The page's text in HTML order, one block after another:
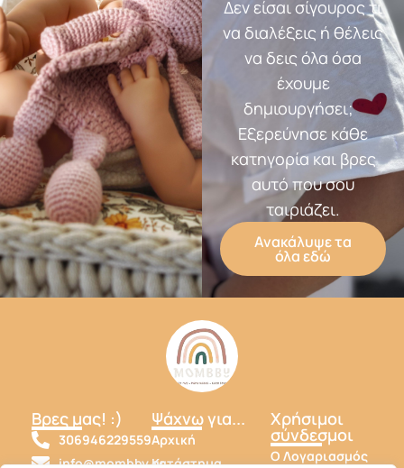
Δεν είσαι σίγουρος τι
να διαλέξεις ή θέλεις
να δεις όλα όσα
έχουμε
δημιουργήσει;
Εξερεύνησε κάθε
κατηγορία και βρες
αυτό που σου
ταιριάζει.
Ανακάλυψε τα
όλα εδώ
Βρες μας! :)
306946229559
info@mombby.gr
Ψάχνω για...
Αρχική
Κατάστημα
Χρήσιμοι
σύνδεσμοι
Ο Λογαριασμός